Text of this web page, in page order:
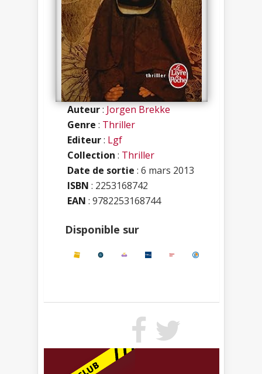
Auteur:Jorgen Brekke
Genre : Thriller
Editeur: Lgf
Collection : Thriller
Date de sortie : 6 mars 2013
ISBN : 2253168742
EAN : 9782253168744
Disponible sur